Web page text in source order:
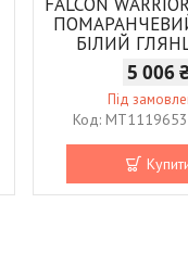
БІЛИЙ
5 006
Під